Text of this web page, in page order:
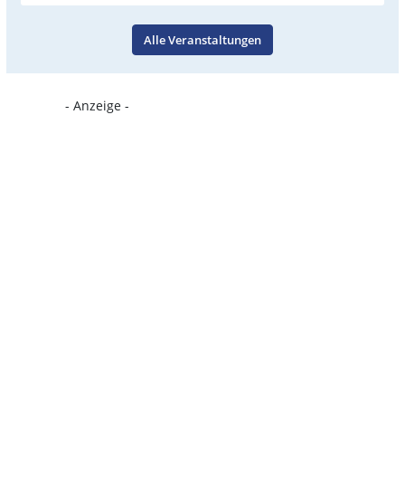
Alle Veranstaltungen
- Anzeige -